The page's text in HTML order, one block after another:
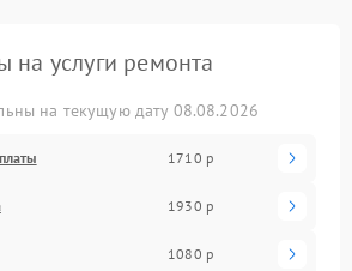
на услуги ремонта
на текущую дату 08.08.2026
1710 р
1930 р
1080 р